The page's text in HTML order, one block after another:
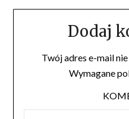
Dodaj
Twój adres e-mail
Wymagane